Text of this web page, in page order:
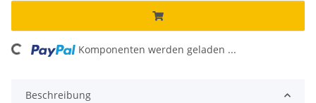
Komponenten werden geladen ...
Beschreibung